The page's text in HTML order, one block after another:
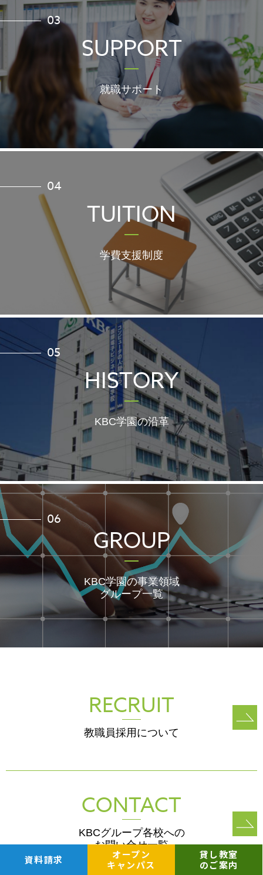
03
SUPPORT
就職サポート
04
TUITION
学費支援制度
05
HISTORY
KBC学園の沿革
06
GROUP
KBC学園の事業領域
グループ一覧
RECRUIT
教職員採用について
CONTACT
KBCグループ各校への
お問い合せ一覧
資料請求
オープン
キャンパス
貸し教室
のご案内